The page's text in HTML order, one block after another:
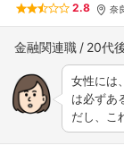
2.8 奈
金融関連職 20代
女性には
は必ずあ
だし、こ